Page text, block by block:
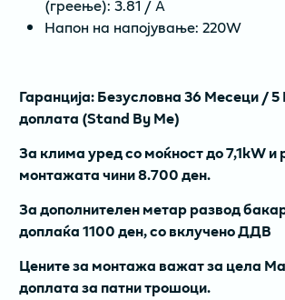
(греење): 3.81 / A
Напон на напојување: 220W
Гаранција: Безусловна 36 Месеци / 5
доплата (Stand By Me)
За клима уред со моќност до 7,1kW и
монтажата чини 8.700 ден.
За дополнителен метар развод
доплаќа 1100 ден, со вклучено ДДВ
Цените за монтажа важат за цела
доплата за патни трошоци.